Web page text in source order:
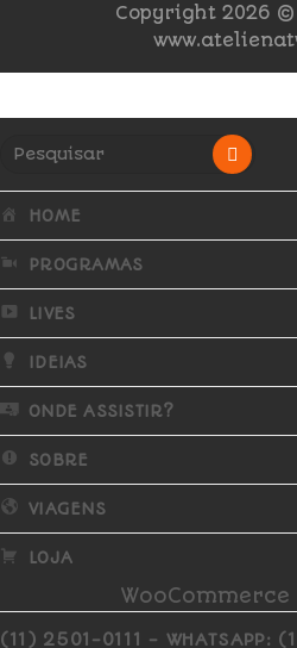
Copyright 2026 ©
HOME
PROGRAMAS
LIVES
IDEIAS
ONDE ASSISTIR?
SOBRE
VIAGENS
LOJA
(11) 2501-0111 - WHATSAPP: